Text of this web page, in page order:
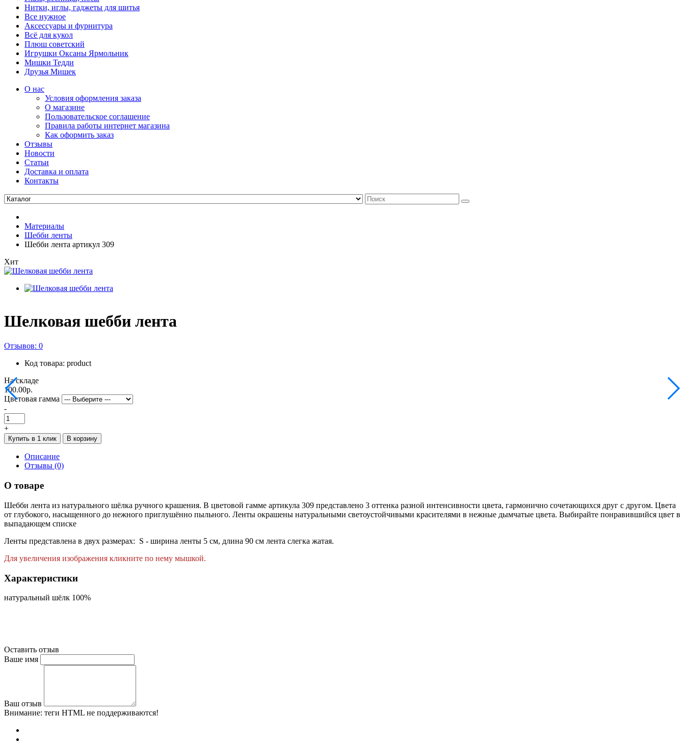
Нитки, иглы, гаджеты для шитья
Все нужное
Аксессуары и фурнитура
Всё для кукол
Плюш советский
Игрушки Оксаны Ярмольник
Мишки Тедди
Друзья Мишек
О нас
Условия оформления заказа
О магазине
Пользовательское соглашение
Правила работы интернет магазина
Как оформить заказ
Отзывы
Новости
Статьи
Доставка и оплата
Контакты
Материалы
Шебби ленты
Шебби лента артикул 309
Хит
Шелковая шебби лента
Отзывов: 0
Код товара: product
На складе
100.00р.
Цветовая гамма
-
+
Купить в 1 клик В корзину
Описание
Отзывы (0)
О товаре
Шебби лента из натурального шёлка ручного крашения. В цветовой гамме артикула 309 представлено 3 оттенка разной интенсивности цвета, гармонично сочетающихся друг с другом. Цвета
от глубокого, насыщенного до нежного приглушённо пыльного. Ленты окрашены натуральными светоустойчивыми красителями в нежные дымчатые цвета. Выбирайте понравившийся цвет в
выпадающем списке
Ленты представлена в двух размерах: S - ширина ленты 5 см, длина 90 см лента слегка жатая.
Для увеличения изображения кликните по нему мышкой.
Характеристики
натуральный шёлк 100%
Оставить отзыв
Ваше имя
Ваш отзыв
Внимание: теги HTML не поддерживаются!